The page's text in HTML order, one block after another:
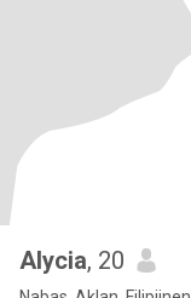
Alycia, 20